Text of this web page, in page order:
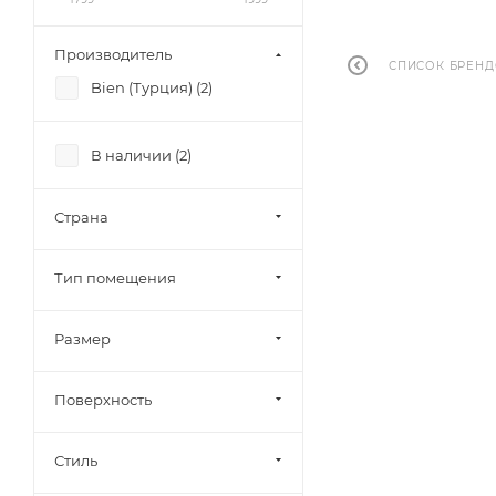
СПИСОК
Производитель
Bien (Турция) (2)
В наличии (2)
Страна
Тип помещения
Размер
Поверхность
Стиль